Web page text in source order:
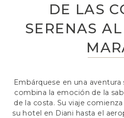
DE LAS
SERENAS
Embárquese en una
combina la emoción de la
de la costa. Su viaje
su hotel en Diani hasta el